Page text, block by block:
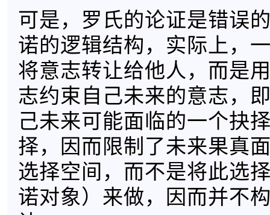
可是，罗氏的论证是错误
诺的逻辑结构，实际上，
将意志转让给他人，而是
志约束自己未来的意志，
己未来可能面临的一个抉
择，因而限制了未来果真
选择空间，而不是将此选
诺对象）来做，因而并不